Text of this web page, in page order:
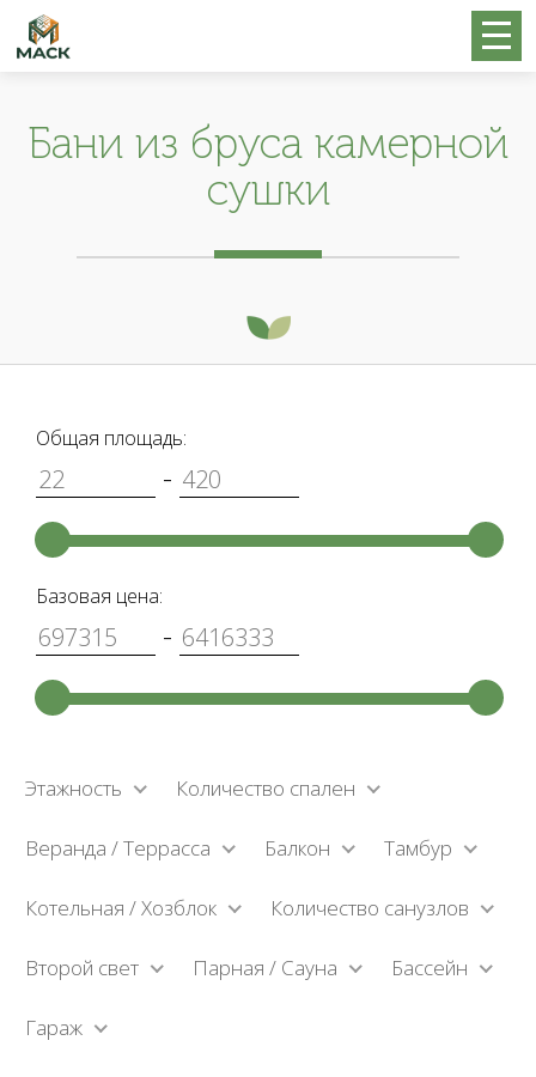
Бани из бруса камерной
сушки
Общая площадь:
-
Базовая цена:
-
Этажность Количество спален
Веранда / Террасса Балкон Тамбур
Котельная / Хозблок Количество санузлов
Второй свет Парная / Сауна Бассейн
Гараж